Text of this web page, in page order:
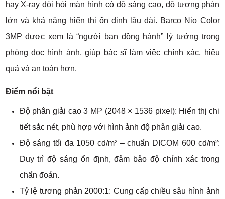
hay X-ray đòi hỏi màn hình có độ sáng cao, độ tương phản
lớn và khả năng hiển thị ổn định lâu dài. Barco Nio Color
3MP được xem là “người bạn đồng hành” lý tưởng trong
phòng đọc hình ảnh, giúp bác sĩ làm việc chính xác, hiệu
quả và an toàn hơn.
Điểm nổi bật
Độ phân giải cao 3 MP (2048 × 1536 pixel): Hiển thị chi
tiết sắc nét, phù hợp với hình ảnh độ phân giải cao.
Độ sáng tối đa 1050 cd/m² – chuẩn DICOM 600 cd/m²:
Duy trì độ sáng ổn định, đảm bảo độ chính xác trong
chẩn đoán.
Tỷ lệ tương phản 2000:1: Cung cấp chiều sâu hình ảnh